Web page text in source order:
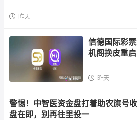
昨天
信德国际彩
机阁换皮重
昨天
警惕！中智医资金盘打着助农旗号
盘在即，别再往里投一